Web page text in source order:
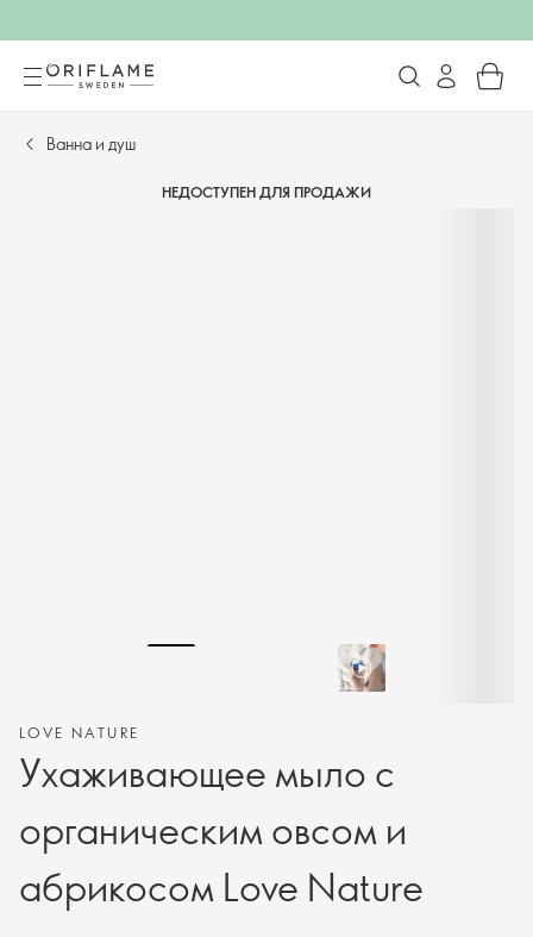
Ванна и душ
НЕДОСТУПЕН ДЛЯ ПРОДАЖИ
LOVE NATURE
Ухаживающее мыло с
органическим овсом и
абрикосом Love Nature